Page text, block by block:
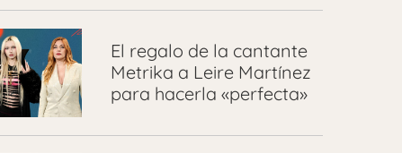
El regalo de la cantante
Metrika a Leire Martínez
para hacerla «perfecta»